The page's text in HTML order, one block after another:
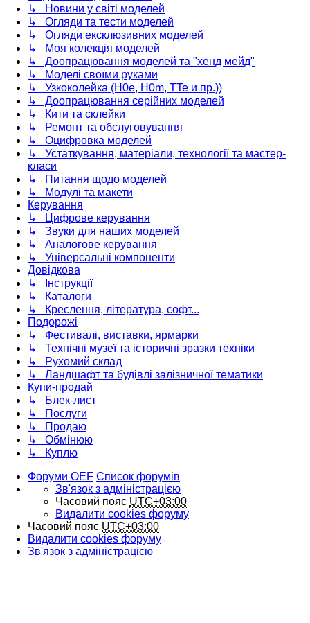
↳ Новини у світі моделей
↳ Огляди та тести моделей
↳ Огляди ексклюзивних моделей
↳ Моя колекція моделей
↳ Доопрацювання моделей та "хенд мейд"
↳ Моделі своїми руками
↳ Узкоколейка (H0e, H0m, TTe и пр.))
↳ Доопрацювання серійних моделей
↳ Кити та склейки
↳ Ремонт та обслуговування
↳ Оцифровка моделей
↳ Устаткування, матеріали, технології та мастер-
класи
↳ Питання щодо моделей
↳ Модулі та макети
Керування
↳ Цифрове керування
↳ Звуки для наших моделей
↳ Аналогове керування
↳ Універсальні компоненти
Довідкова
↳ Інструкції
↳ Каталоги
↳ Креслення, література, софт...
Подорожі
↳ Фестивалі, виставки, ярмарки
↳ Технічні музеї та історичні зразки техніки
↳ Рухомий склад
↳ Ландшафт та будівлі залізничної тематики
Купи-продай
↳ Блек-лист
↳ Послуги
↳ Продаю
↳ Обмінюю
↳ Куплю
Форуми OEF Список форумів
Зв'язок з адміністрацією
Часовий пояс UTC+03:00
Видалити cookies форуму
Часовий пояс UTC+03:00
Видалити cookies форуму
Зв'язок з адміністрацією